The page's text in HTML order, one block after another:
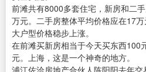
前滩共有8000多套住宅，新房和二
万元。二手房整体平均价格应在17
大户型价格稳步上涨。
在前滩买新房相当于今天买东西100
元。上海，这是一个神奇的地方。